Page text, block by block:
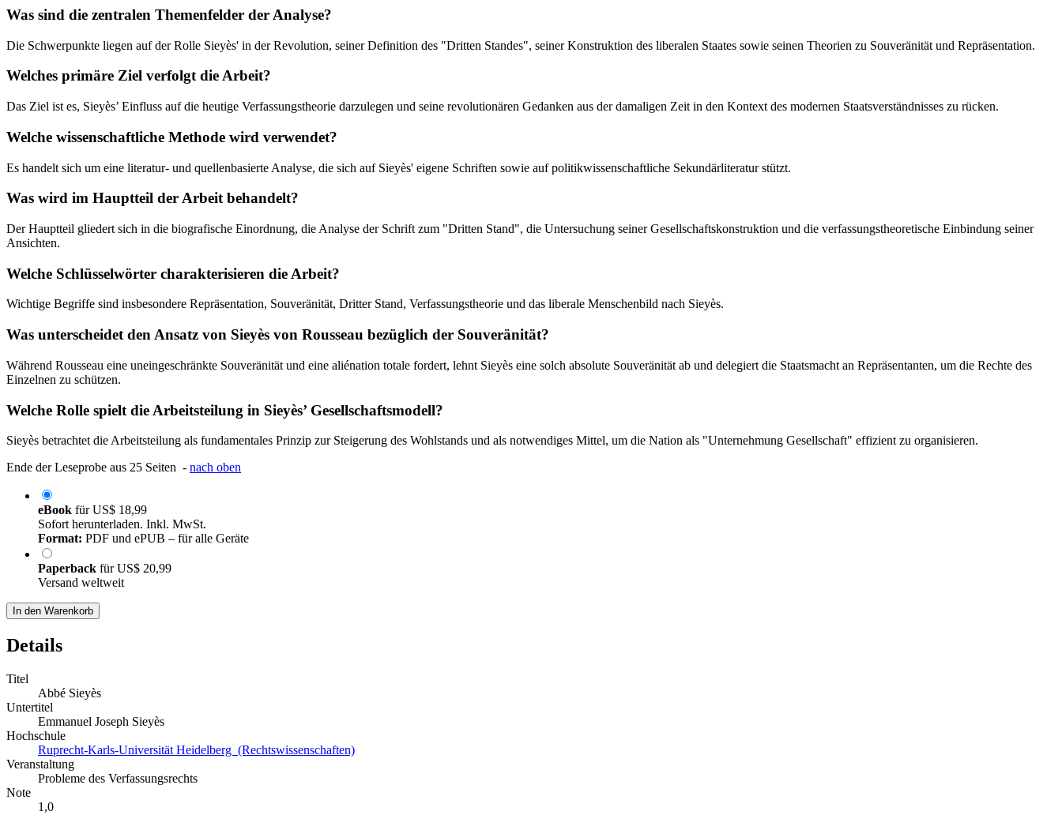
Was sind die zentralen Themenfelder der Analyse?
Die Schwerpunkte liegen auf der Rolle Sieyès' in der Revolution, seiner Definition des "Dritten Standes", seiner Konstruktion des liberalen Staates sowie seinen Theorien zu Souveränität und Repräsentation.
Welches primäre Ziel verfolgt die Arbeit?
Das Ziel ist es, Sieyès’ Einfluss auf die heutige Verfassungstheorie darzulegen und seine revolutionären Gedanken aus der damaligen Zeit in den Kontext des modernen Staatsverständnisses zu rücken.
Welche wissenschaftliche Methode wird verwendet?
Es handelt sich um eine literatur- und quellenbasierte Analyse, die sich auf Sieyès' eigene Schriften sowie auf politikwissenschaftliche Sekundärliteratur stützt.
Was wird im Hauptteil der Arbeit behandelt?
Der Hauptteil gliedert sich in die biografische Einordnung, die Analyse der Schrift zum "Dritten Stand", die Untersuchung seiner Gesellschaftskonstruktion und die verfassungstheoretische Einbindung seiner
Ansichten.
Welche Schlüsselwörter charakterisieren die Arbeit?
Wichtige Begriffe sind insbesondere Repräsentation, Souveränität, Dritter Stand, Verfassungstheorie und das liberale Menschenbild nach Sieyès.
Was unterscheidet den Ansatz von Sieyès von Rousseau bezüglich der Souveränität?
Während Rousseau eine uneingeschränkte Souveränität und eine aliénation totale fordert, lehnt Sieyès eine solch absolute Souveränität ab und delegiert die Staatsmacht an Repräsentanten, um die Rechte des
Einzelnen zu schützen.
Welche Rolle spielt die Arbeitsteilung in Sieyès’ Gesellschaftsmodell?
Sieyès betrachtet die Arbeitsteilung als fundamentales Prinzip zur Steigerung des Wohlstands und als notwendiges Mittel, um die Nation als "Unternehmung Gesellschaft" effizient zu organisieren.
Ende der Leseprobe aus 25 Seiten - nach oben
eBook fürUS$ 18,99
Sofort herunterladen. Inkl. MwSt.
Format: PDF und ePUB – für alle Geräte
Paperback fürUS$ 20,99
Versand weltweit
In den Warenkorb
Details
Titel
Abbé Sieyès
Untertitel
Emmanuel Joseph Sieyès
Hochschule
Ruprecht-Karls-Universität Heidelberg (Rechtswissenschaften)
Veranstaltung
Probleme des Verfassungsrechts
Note
1,0